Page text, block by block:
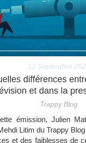
12 Septembre
différences
et dans la
Trappy Blog
émission, Julien
Litim du Trappy
et des faiblesses de